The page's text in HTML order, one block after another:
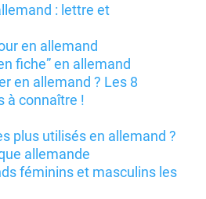
: lettre et
en allemand
fiche” en allemand
en allemand ? Les 8
à connaître !
plus utilisés en allemand ?
allemande
féminins et masculins les